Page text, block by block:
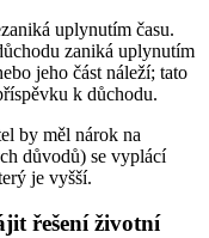
uplynutím času.
zaniká uplynutím
jeho část náleží; tato
k důchodu.
by měl nárok na
důvodů) se vyplácí
je vyšší.
řešení životní